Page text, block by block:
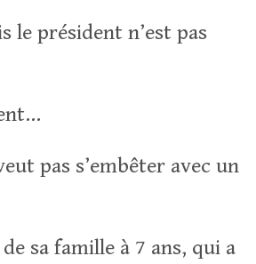
le président n’est pas
pas s’embêter avec un
sa famille à 7 ans, qui a